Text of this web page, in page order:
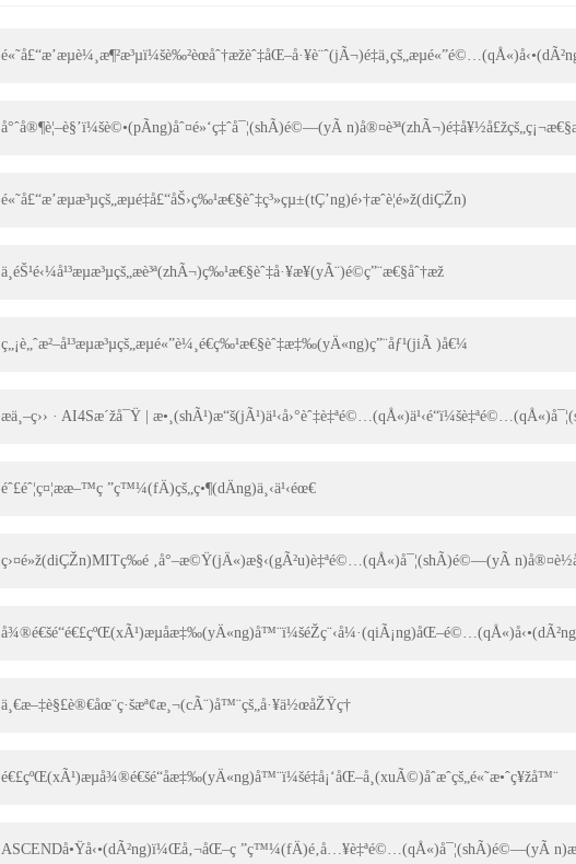
å°ˆå®¶è¦–è§’ï¼šè©•(pÃ­ng)åˆ¤é»‘ç‡ˆå¯¦(shÃ­)é©—(yÃ
é«˜å£“æ’æµæ³µçš„æµé‡å£“åŠ›ç‰¹æ€§èˆ‡ç³»çµ±(tÇ’ng)é›†æˆè¦é»ž(diÇŽn)
ä¸éŠ¹é‹¼å¹³æµæ³µçš„æè³ª(zhÃ¬)ç‰¹æ€§èˆ‡å·¥æ¥­(yÃ¨)é©ç”¨æ€§åˆ†æž
ç„¡è„ˆæ²–å¹³æµæ³µçš„æµé«”è¼¸é€ç‰¹æ€§èˆ‡æ‡‰(yÄ«ng)ç”¨åƒ¹(jiÃ )å€¼
æ­ä¸–ç›› · AI4Sæ´žå¯Ÿ |
éˆ£éˆ¦ç¤¦ææ–™ç ”ç™¼(fÄ)çš„ç•¶(dÄng)ä¸‹ä¹‹éœ€
ä¸€æ–‡è§£è®€åœ¨ç·šæª¢æ¸¬(cÃ¨)å™¨çš„å·¥ä½œåŽŸç†
é€£çºŒ(xÃ¹)æµå¾®é€šé“åæ‡‰(yÄ«ng)å™¨ï¼šé‡å¡‘åŒ–å­¸(xuÃ©)åˆæˆçš„é«˜æ•ˆç¥žå™¨
ASCENDå•Ÿå‹•(dÃ²ng)ï¼Œå‚¬åŒ–ç ”ç™¼(fÄ)é‚å…¥è‡ªé©…(qÅ«)å¯¦(shÃ­)é©—(yÃ